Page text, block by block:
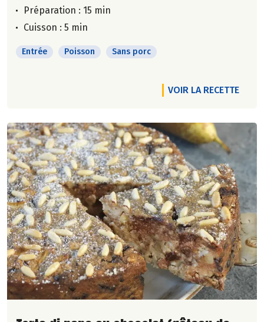
Préparation : 15 min
Cuisson : 5 min
Entrée Poisson Sans porc
VOIR LA RECETTE